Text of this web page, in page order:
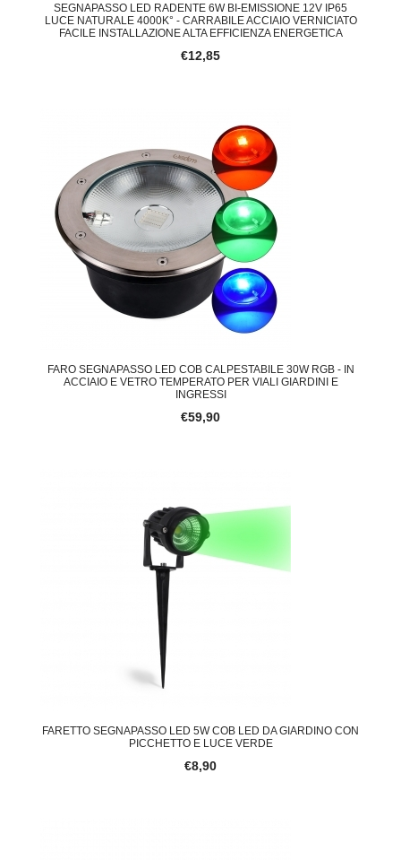
SEGNAPASSO LED RADENTE 6W BI-EMISSIONE 12V IP65
LUCE NATURALE 4000K° - CARRABILE ACCIAIO VERNICIATO
FACILE INSTALLAZIONE ALTA EFFICIENZA ENERGETICA
€12,85
FARO SEGNAPASSO LED COB CALPESTABILE 30W RGB - IN
ACCIAIO E VETRO TEMPERATO PER VIALI GIARDINI E
INGRESSI
€59,90
FARETTO SEGNAPASSO LED 5W COB LED DA GIARDINO CON
PICCHETTO E LUCE VERDE
€8,90